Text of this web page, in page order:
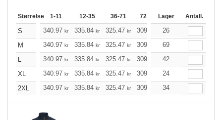
Størrelse 1-11 12-35 36-71 72-143 144-287
Lager Antall.
S 340.97 kr 335.84 kr 325.47 kr 309.97 294.47
26
M
340.97 kr 335.84 kr 325.47 kr 309.97 294.47
69
L
340.97 kr 335.84 kr 325.47 kr 309.97 294.47
42
XL
340.97 kr 335.84 kr 325.47 kr 309.97 294.47
24
2XL
340.97 kr 335.84 kr 325.47 kr 309.97 294.47
34